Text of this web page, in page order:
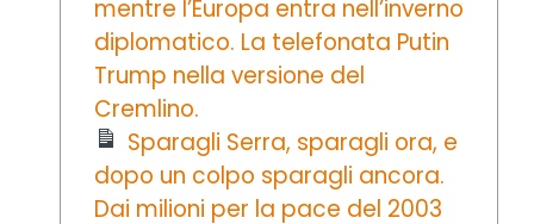
mentre l’Europa entra nell’inverno
diplomatico. La telefonata Putin
Trump nella versione del
Cremlino.
Sparagli Serra, sparagli ora, e
dopo un colpo sparagli ancora.
Dai milioni per la pace del 2003